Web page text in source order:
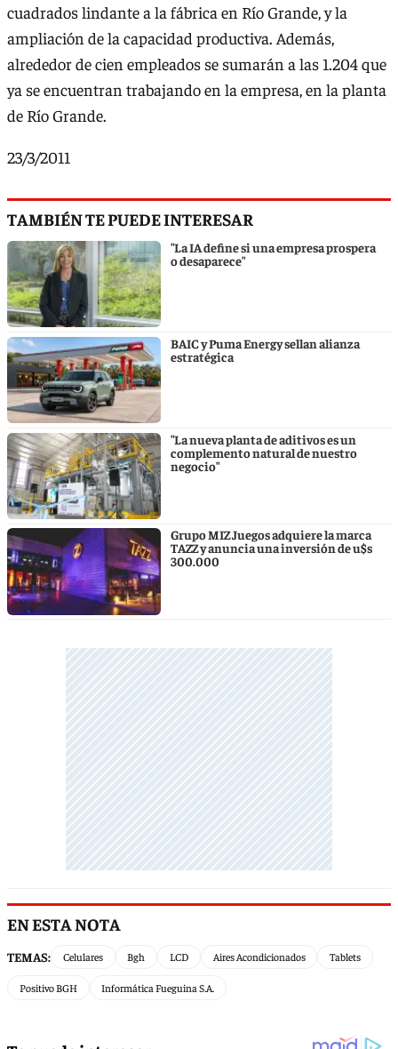
cuadrados lindante a la fábrica en Río Grande, y la
ampliación de la capacidad productiva. Además,
alrededor de cien empleados se sumarán a las 1.204 que
ya se encuentran trabajando en la empresa, en la planta
de Río Grande.
23/3/2011
TAMBIÉN TE PUEDE INTERESAR
"La IA define si una empresa prospera
o desaparece"
BAIC y Puma Energy sellan alianza
estratégica
"La nueva planta de aditivos es un
complemento natural de nuestro
negocio"
Grupo MIZ Juegos adquiere la marca
TAZZ y anuncia una inversión de u$s
300.000
EN ESTA NOTA
TEMAS: Celulares Bgh LCD Aires Acondicionados Tablets
Positivo BGH Informática Fueguina S.A.